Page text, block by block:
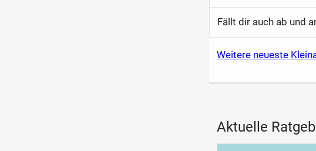
Fällt dir auch ab und
Weitere neueste
Aktuelle